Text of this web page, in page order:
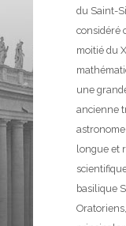
du Saint-
considéré
moitié du
une
ancienne
longue et
basilique